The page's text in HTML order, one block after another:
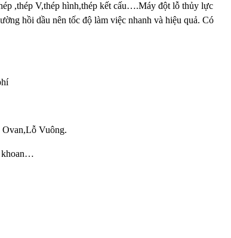
,thép V,thép hình,thép kết cấu….Máy đột lỗ thủy lực
hồi dầu nên tốc độ làm việc nhanh và hiệu quả. Có
Ovan,Lỗ Vuông.
khoan…